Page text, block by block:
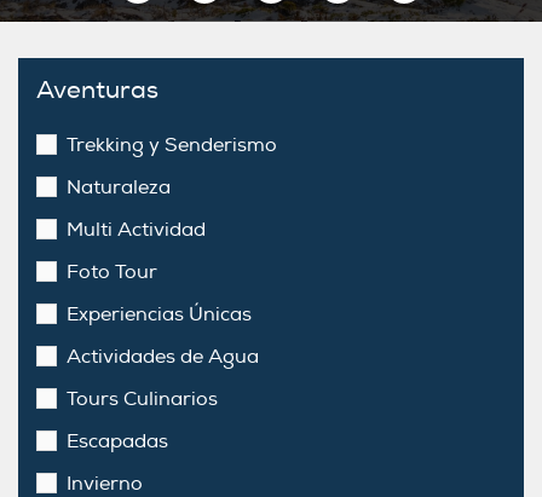
Aventuras
Trekking y Senderismo
Naturaleza
Multi Actividad
Foto Tour
Experiencias Únicas
Actividades de Agua
Tours Culinarios
Escapadas
Invierno